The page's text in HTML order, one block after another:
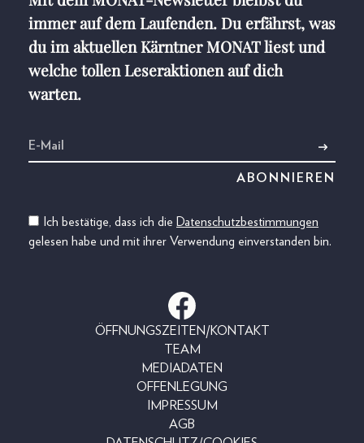
immer auf dem Laufenden. Du erfährst, was
du im aktuellen Kärntner MONAT liest und
welche tollen Leseraktionen auf dich
warten.
Ich bestätige, dass ich die Datenschutzbestimmungen
gelesen habe und mit ihrer Verwendung einverstanden bin.
ÖFFNUNGSZEITEN/KONTAKT
TEAM
MEDIADATEN
OFFENLEGUNG
IMPRESSUM
AGB